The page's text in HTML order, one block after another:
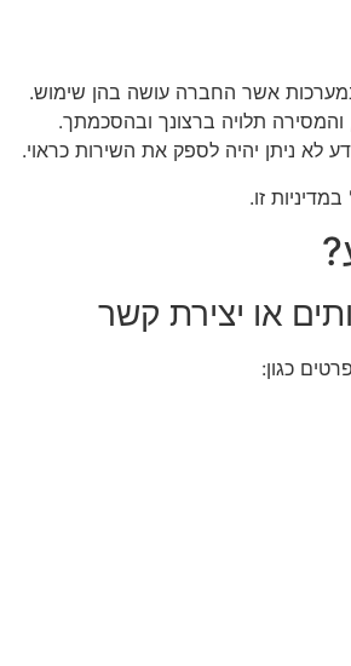
אשר החברה עושה בהן שימוש.
תלויה ברצונך ובהסכמתך.
לא ניתן יהיה לספק את השירות כראוי.
זו.
או יצירת קשר
כגון: